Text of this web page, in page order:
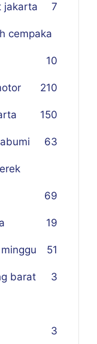
jakarta 7
cempaka
10
210
150
63
69
19
51
barat 3
3